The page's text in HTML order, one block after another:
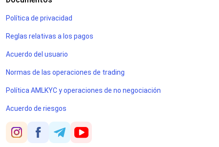
Política de privacidad
Reglas relativas a los pagos
Acuerdo del usuario
Normas de las operaciones de trading
Política AMLKYC y operaciones de no negociación
Acuerdo de riesgos